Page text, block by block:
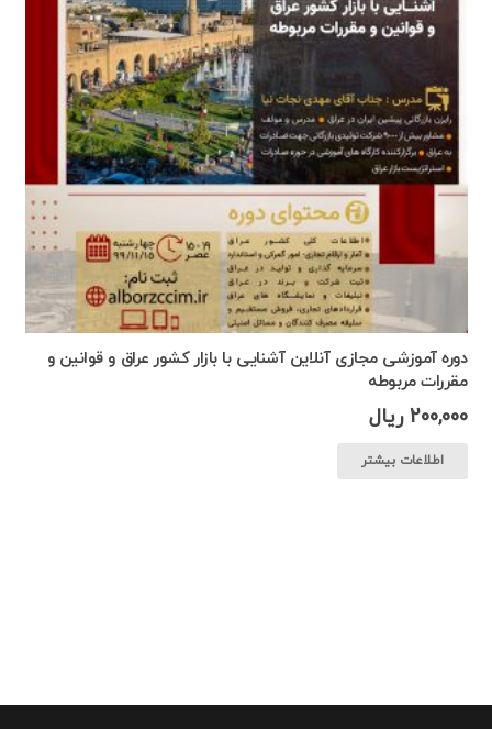
دوره آموزشی مجازی آنلاین آشنایی با بازار کشور عراق و قوانین و
مقررات مربوطه
200,000 ریال
اطلاعات بیشتر